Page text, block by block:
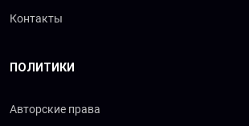
Контакты
ПОЛИТИКИ
Авторские права